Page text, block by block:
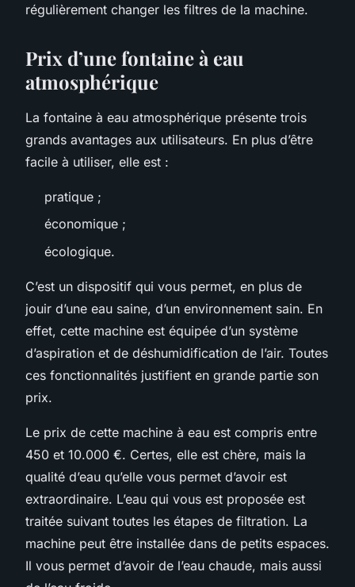
régulièrement changer les filtres de la machine.
Prix d’une fontaine à eau
atmosphérique
La fontaine à eau atmosphérique présente trois
grands avantages aux utilisateurs. En plus d’être
facile à utiliser, elle est :
pratique ;
économique ;
écologique.
C’est un dispositif qui vous permet, en plus de
jouir d’une eau saine, d’un environnement sain. En
effet, cette machine est équipée d’un système
d’aspiration et de déshumidification de l’air. Toutes
ces fonctionnalités justifient en grande partie son
prix.
Le prix de cette machine à eau est compris entre
450 et 10.000 €. Certes, elle est chère, mais la
qualité d’eau qu’elle vous permet d’avoir est
extraordinaire. L’eau qui vous est proposée est
traitée suivant toutes les étapes de filtration. La
machine peut être installée dans de petits espaces.
Il vous permet d’avoir de l’eau chaude, mais aussi